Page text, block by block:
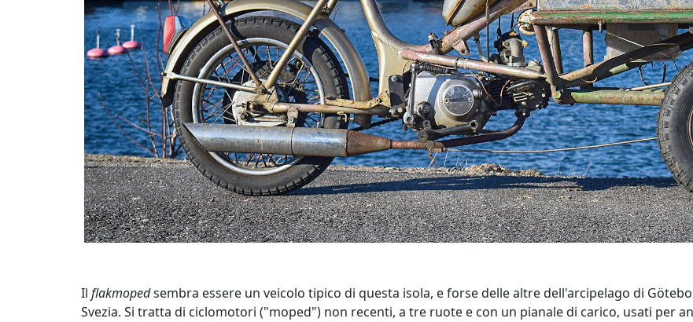
Il flakmopedsembra essere un veicolo tipico di questa isola, e forse delle altre dell'arcipelago di
Svezia. Si tratta di ciclomotori ("moped") non recenti, a tre ruote e con un pianale di carico, usati per